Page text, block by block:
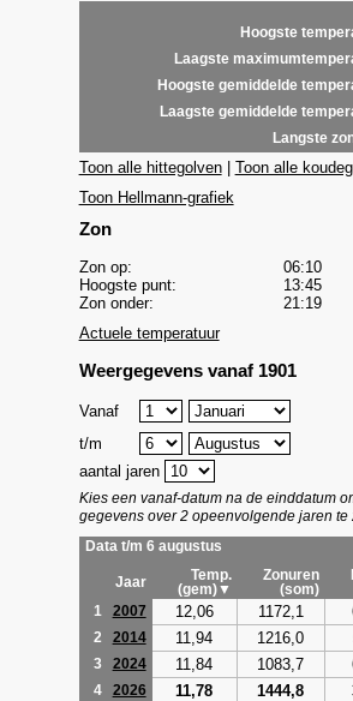
Hoogste
Laagste
Hoogste gemiddelde
Laagste gemiddelde
Langste
Toon alle hittegolven| Toon alle
Toon Hellmann-grafiek
Zon
Zon op:
06:10
Hoogste punt:
13:45
Zon onder:
21:19
Actuele temperatuur
Weergegevens vanaf 1901
Vanaf
t/m
aantal jaren
Kies een vanaf-datum na de einddatum
gegevens over 2 opeenvolgende jaren te
Data t/m 6 augustus
Jaar
Temp.
(gem)▼
Zonuren
(som)
1
2007 12,06 1172,1
2 2014 11,94 1216,0
3 2024 11,84 1083,7
4 2026 11,78 1444,8